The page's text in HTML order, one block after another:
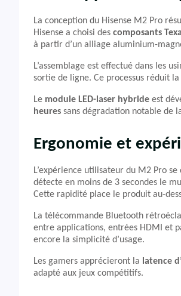
La conception du Hisense M2 Pro
Hisense a choisi des composants
à partir d’un alliage aluminium-
L’assemblage est effectué dans les
sortie de ligne. Ce processus réduit
Le module LED-laser hybride est
heures sans dégradation notable de
Ergonomie et
L’expérience utilisateur du M2 Pro
détecte en moins de 3 secondes le
Cette rapidité place le produit au-
La télécommande Bluetooth
entre applications, entrées HDMI et
encore la simplicité d’usage.
Les gamers apprécieront la latence
adapté aux jeux compétitifs.